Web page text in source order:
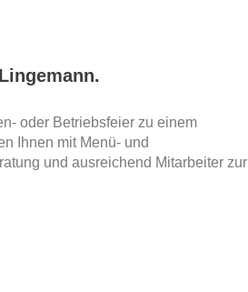
oder Betriebsfeier zu einem
Ihnen mit Menü- und
und ausreichend Mitarbeiter zur